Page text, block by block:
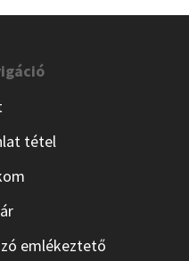
tétel
emlékeztető